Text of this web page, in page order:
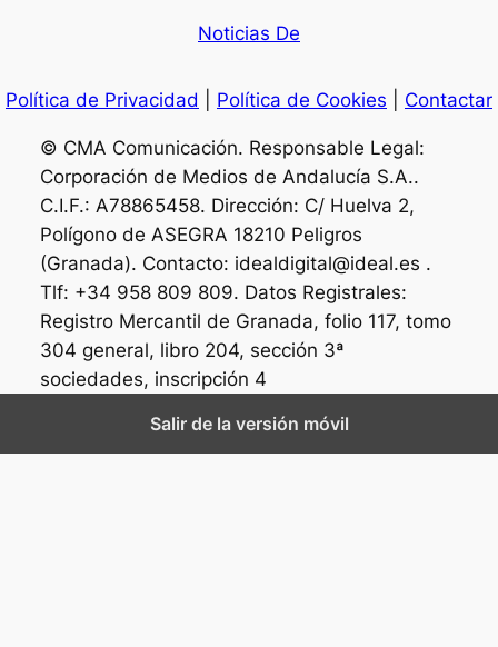
Noticias De
Política de Privacidad Política de Cookies Contactar
© CMA Comunicación. Responsable Legal:
Corporación de Medios de Andalucía S.A..
C.I.F.: A78865458. Dirección: C/ Huelva 2,
Polígono de ASEGRA 18210 Peligros
(Granada). Contacto: idealdigital@ideal.es .
Tlf: +34 958 809 809. Datos Registrales:
Registro Mercantil de Granada, folio 117, tomo
304 general, libro 204, sección 3ª
sociedades, inscripción 4
Salir de la versión móvil